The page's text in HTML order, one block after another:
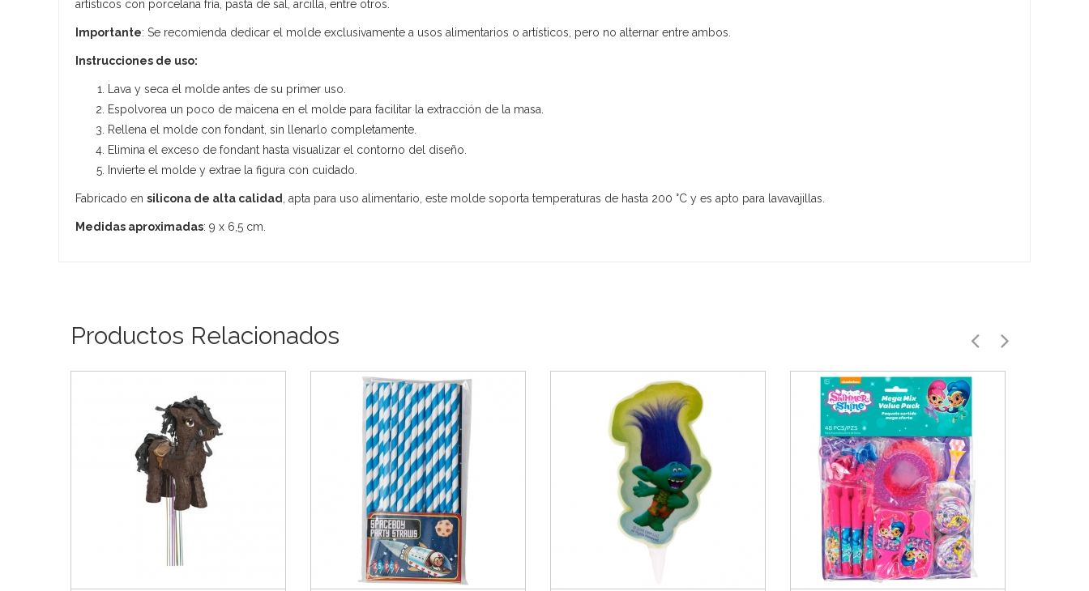
artísticos con porcelana fría, pasta de sal, arcilla, entre otros.
Importante: Se recomienda dedicar el molde exclusivamente a usos alimentarios o artísticos, pero no alternar entre ambos.
Instrucciones de uso:
Lava y seca el molde antes de su primer uso.
Espolvorea un poco de maicena en el molde para facilitar la extracción de la masa.
Rellena el molde con fondant, sin llenarlo completamente.
Elimina el exceso de fondant hasta visualizar el contorno del diseño.
Invierte el molde y extrae la figura con cuidado.
Fabricado en silicona de alta calidad , apta para uso alimentario, este molde soporta temperaturas de hasta 200 °C y es apto para lavavajillas.
Medidas aproximadas: 9 x 6,5 cm.
Productos Relacionados